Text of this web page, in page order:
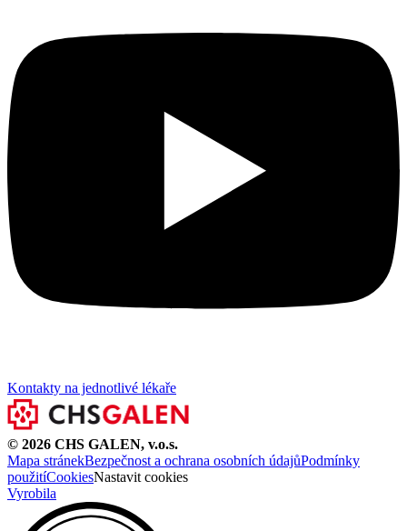
Kontakty na jednotlivé lékaře
© 2026 CHS GALEN, v.o.s.
Mapa stránekBezpečnost a ochrana osobních údajůPodmínky
použitíCookiesNastavit cookies
Vyrobila